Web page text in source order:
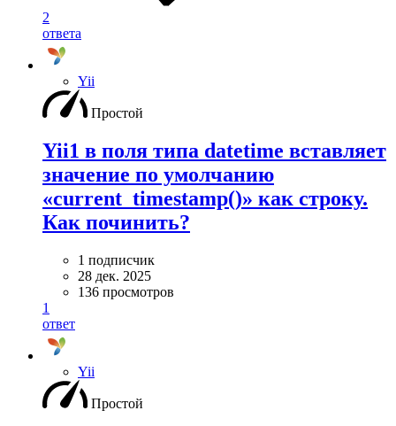
2
ответа
Yii
Простой
Yii1 в поля типа datetime вставляет
значение по умолчанию
«current_timestamp()» как строку.
Как починить?
1 подписчик
28 дек. 2025
136 просмотров
1
ответ
Yii
Простой